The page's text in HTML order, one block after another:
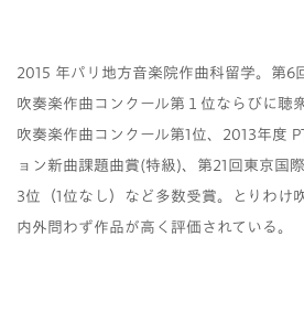
2015 年パリ地方音楽院作曲科留学。第6
吹奏楽作曲コンクール第１位ならびに聴
吹奏楽作曲コンクール第1位、2013年度
ョン新曲課題曲賞(特級)、第21回東京国
3位（1位なし）など多数受賞。とりわけ
内外問わず作品が高く評価されている。